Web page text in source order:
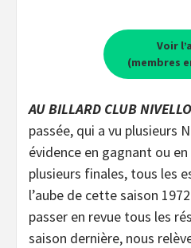
Voir
(membres
AU BILLARD CLUB
passée, qui a vu plusieurs
évidence en gagnant ou
plusieurs finales, tous les
l’aube de cette saison
passer en revue tous les
saison dernière, nous